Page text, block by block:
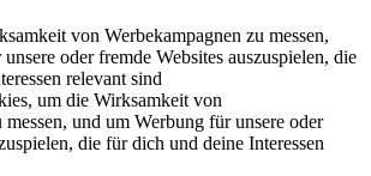
von Werbekampagnen zu messen,
oder fremde Websites auszuspielen, die
relevant sind
um die Wirksamkeit von
messen, und um Werbung für unsere oder
die für dich und deine Interessen